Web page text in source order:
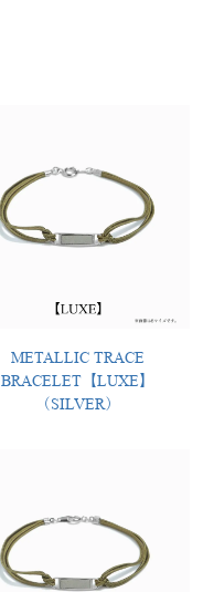
METALLIC TRACE
BRACELET【LUXE】
（SILVER）